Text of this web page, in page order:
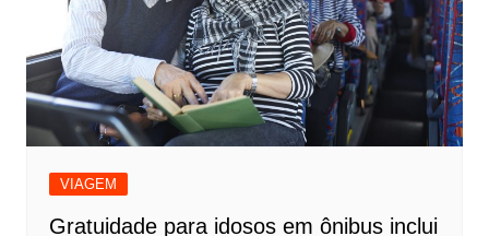
VIAGEM
Gratuidade para idosos em ônibus inclui